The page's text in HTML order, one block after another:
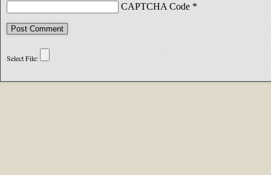
CAPTCHA Code *